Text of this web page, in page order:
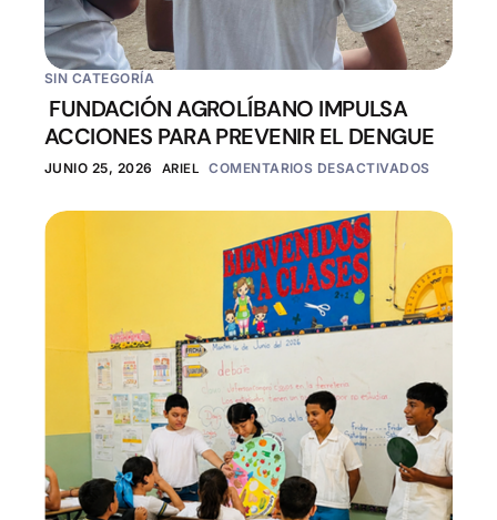
SIN CATEGORÍA
FUNDACIÓN AGROLÍBANO IMPULSA
ACCIONES PARA PREVENIR EL DENGUE
JUNIO 25, 2026 ARIEL COMENTARIOS DESACTIVADOS